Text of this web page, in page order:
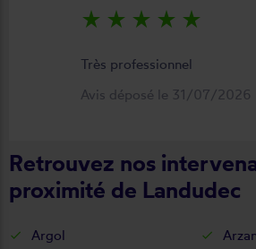
star_rate star_rate star_rate star_rate star_rate
Très professionnel
Avis déposé le 31/07/2026
Retrouvez nos
proximité de Landudec
Argol